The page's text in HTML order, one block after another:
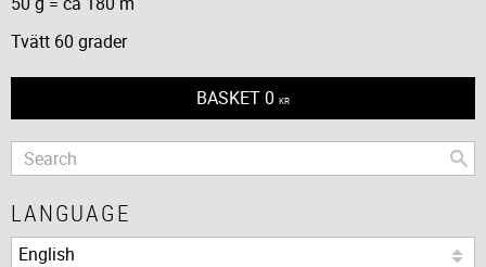
Tvätt 60 grader
BASKET 0 KR
LANGUAGE